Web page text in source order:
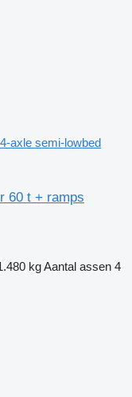
axle semi-lowbed
60 t + ramps
kgAantal assen 4